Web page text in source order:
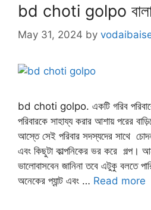
bd choti golpo
May 31, 2024 by
bd choti golpo. একটি গরিব
পরিবারকে সাহায্য করার আশায় পরের
আস্তে সেই পরিবার সদস্যদের সাথে
এবং কিছুটা কাল্পনিকের ভর করে গল্প।
ভালোবাসবেন জানিনা তবে এটুকু বলতে
অনেকের প্যান্ট এবং … Read more